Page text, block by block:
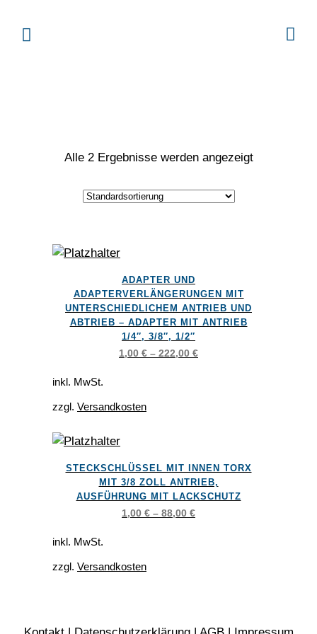
Alle 2 Ergebnisse werden angezeigt
Produkt
weist
mehrere
Die
Optionen
auf
Produktseite
gewählt
ADAPTER UND
ADAPTERVERLÄNGERUNGEN MIT
UNTERSCHIEDLICHEM ANTRIEB UND
ABTRIEB – ADAPTER MIT ANTRIEB
1/4″, 3/8″, 1/2″
1,00 € – 222,00 €
inkl. MwSt.
zzgl. Versandkosten
weist
Die
auf
STECKSCHLÜSSEL MIT INNEN TORX
MIT 3/8 ZOLL ANTRIEB,
AUSFÜHRUNG MIT LACKSCHUTZ
1,00 € – 88,00 €
inkl. MwSt.
zzgl. Versandkosten